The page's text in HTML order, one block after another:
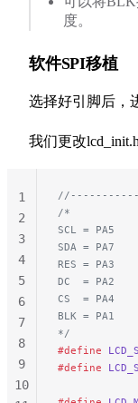
度。
软件SPI移植
选择好引脚后，
我们更改
/*
SCL = PA5
SDA = PA7
RES = PA3
DC  = PA2
CS  = PA4
BLK = PA1
*/
#define
#define
1
2
3
4
5
6
7
8
9
10